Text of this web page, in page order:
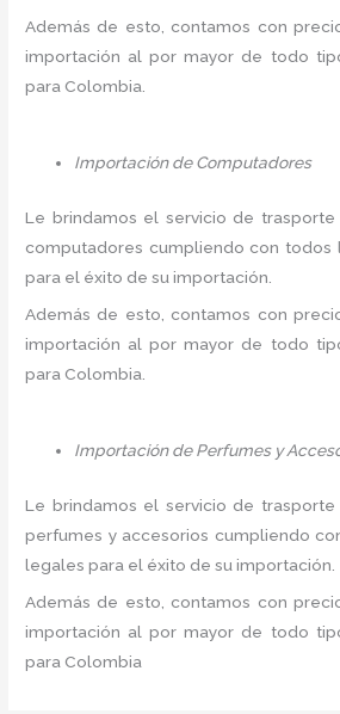
Además de esto, contamos con
importación al por mayor de todo
para Colombia.
Importación de Computadores
Le brindamos el servicio de
computadores cumpliendo con todos
para el éxito de su importación.
Además de esto, contamos con
importación al por mayor de todo
para Colombia.
Importación de Perfumes y
Le brindamos el servicio de
perfumes y accesorios cumpliendo
legales para el éxito de su importación.
Además de esto, contamos con
importación al por mayor de todo
para Colombia